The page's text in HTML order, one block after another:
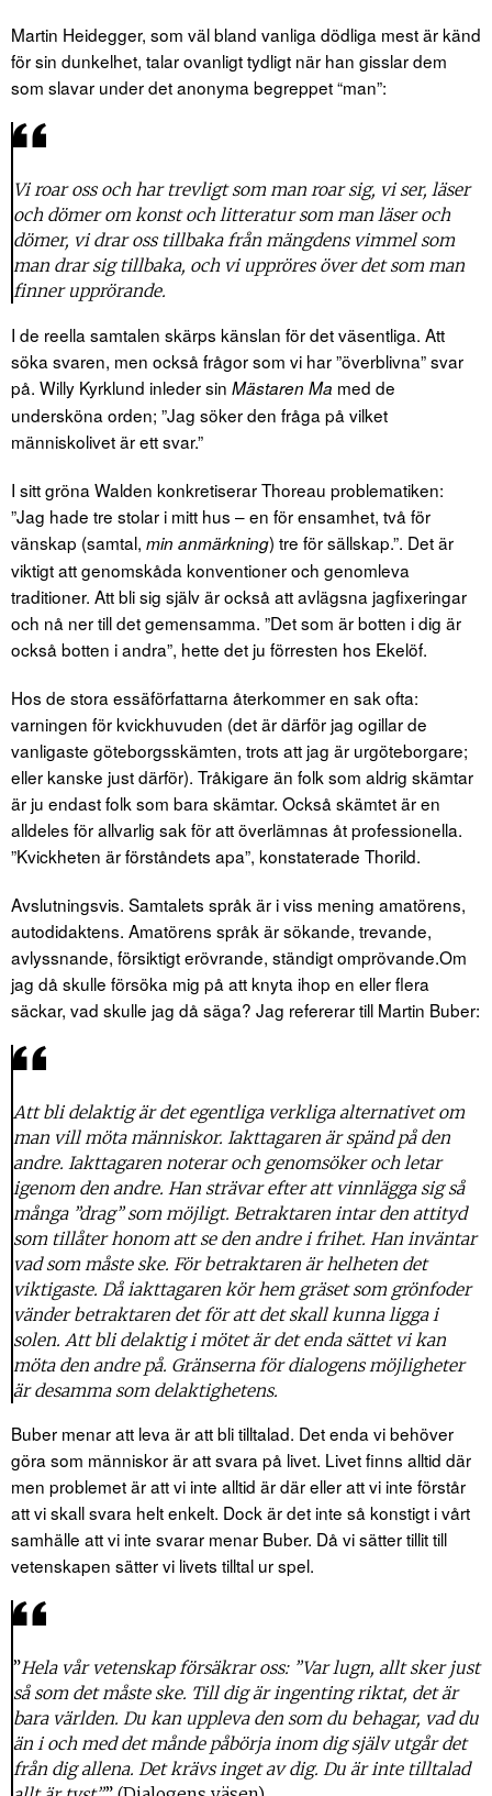
Martin Heidegger, som väl bland vanliga dödliga mest är känd
för sin dunkelhet, talar ovanligt tydligt när han gisslar dem
som slavar under det anonyma begreppet “man”:
Vi roar oss och har trevligt som man roar sig, vi ser, läser
och dömer om konst och litteratur som man läser och
dömer, vi drar oss tillbaka från mängdens vimmel som
man drar sig tillbaka, och vi uppröres över det som man
finner upprörande.
I de reella samtalen skärps känslan för det väsentliga. Att
söka svaren, men också frågor som vi har ”överblivna” svar
på. Willy Kyrklund inleder sin Mästaren Ma med de
undersköna orden; ”Jag söker den fråga på vilket
människolivet är ett svar.”
I sitt gröna Walden konkretiserar Thoreau problematiken:
”Jag hade tre stolar i mitt hus – en för ensamhet, två för
vänskap (samtal, min anmärkning) tre för sällskap.”. Det är
viktigt att genomskåda konventioner och genomleva
traditioner. Att bli sig själv är också att avlägsna jagfixeringar
och nå ner till det gemensamma. ”Det som är botten i dig är
också botten i andra”, hette det ju förresten hos Ekelöf.
Hos de stora essäförfattarna återkommer en sak ofta:
varningen för kvickhuvuden (det är därför jag ogillar de
vanligaste göteborgsskämten, trots att jag är urgöteborgare;
eller kanske just därför). Tråkigare än folk som aldrig skämtar
är ju endast folk som bara skämtar. Också skämtet är en
alldeles för allvarlig sak för att överlämnas åt professionella.
”Kvickheten är förståndets apa”, konstaterade Thorild.
Avslutningsvis. Samtalets språk är i viss mening amatörens,
autodidaktens. Amatörens språk är sökande, trevande,
avlyssnande, försiktigt erövrande, ständigt omprövande.Om
jag då skulle försöka mig på att knyta ihop en eller flera
säckar, vad skulle jag då säga? Jag refererar till Martin Buber:
Att bli delaktig är det egentliga verkliga alternativet om
man vill möta människor. Iakttagaren är spänd på den
andre. Iakttagaren noterar och genomsöker och letar
igenom den andre. Han strävar efter att vinnlägga sig så
många ”drag” som möjligt. Betraktaren intar den attityd
som tillåter honom att se den andre i frihet. Han inväntar
vad som måste ske. För betraktaren är helheten det
viktigaste. Då iakttagaren kör hem gräset som grönfoder
vänder betraktaren det för att det skall kunna ligga i
solen. Att bli delaktig i mötet är det enda sättet vi kan
möta den andre på. Gränserna för dialogens möjligheter
är desamma som delaktighetens.
Buber menar att leva är att bli tilltalad. Det enda vi behöver
göra som människor är att svara på livet. Livet finns alltid där
men problemet är att vi inte alltid är där eller att vi inte förstår
att vi skall svara helt enkelt. Dock är det inte så konstigt i vårt
samhälle att vi inte svarar menar Buber. Då vi sätter tillit till
vetenskapen sätter vi livets tilltal ur spel.
”Hela vår vetenskap försäkrar oss: ”Var lugn, allt sker just
så som det måste ske. Till dig är ingenting riktat, det är
bara världen. Du kan uppleva den som du behagar, vad du
än i och med det månde påbörja inom dig själv utgår det
från dig allena. Det krävs inget av dig. Du är inte tilltalad